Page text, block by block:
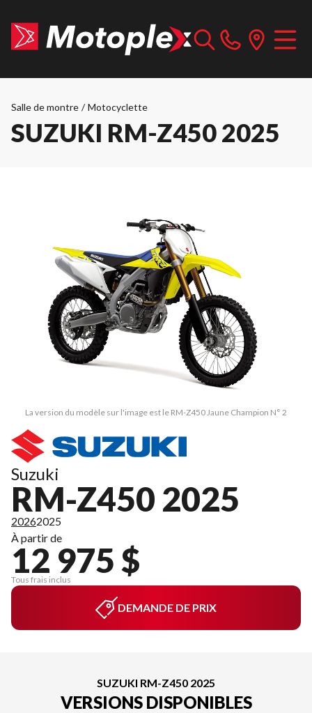
Salle de montre / Motocyclette
SUZUKI RM-Z450 2025
La version du modèle sur l'image est le RM-Z450 Jaune Champion N° 2
Suzuki
RM-Z450 2025
20262025
À partir de
12 975 $
Tous frais inclus
DEMANDE DE PRIX
SUZUKI RM-Z450 2025
VERSIONS DISPONIBLES